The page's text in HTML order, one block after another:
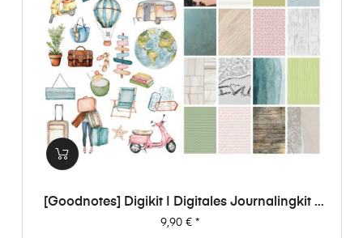
[Goodnotes] Digikit | Digitales Journalingkit -
Urlaubsgefühle
Preis
9,90 €*